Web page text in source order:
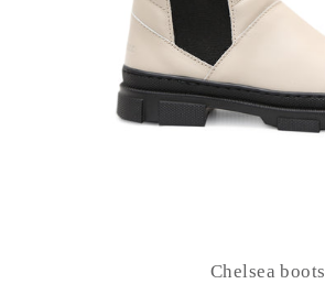
Chelsea boots